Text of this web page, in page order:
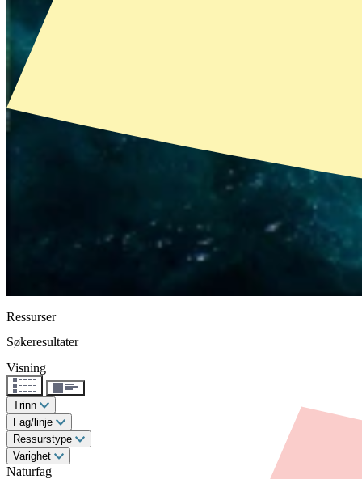
Ressurser
Søkeresultater
Visning
Trinn
Fag/linje
Ressurstype
Varighet
Naturfag